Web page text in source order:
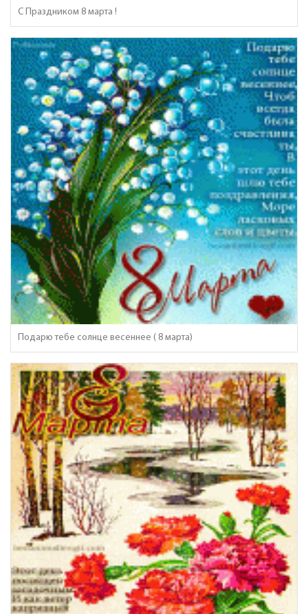
С Праздником 8 марта !
Подарю тебе солнце весеннее ( 8 марта)